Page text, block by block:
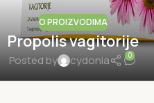
O PROIZVODIMA
Propolis vagitorije
Posted by cydonia 0